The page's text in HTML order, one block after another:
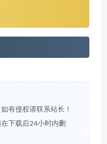
有侵权请联系站长！
下载后24小时内删